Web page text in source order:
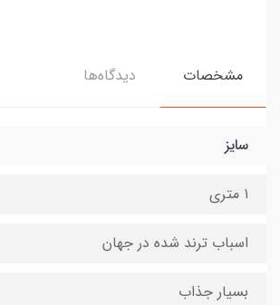
مشخصات دیدگاه‌ها
سایز
۱ متری
اسباب ترند شده در جهان
بسیار جذاب